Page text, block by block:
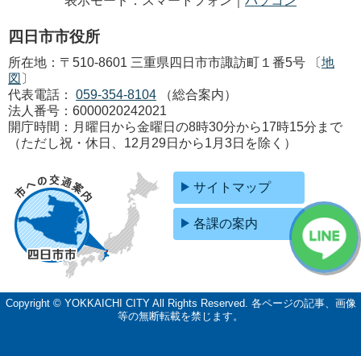
四日市市役所
所在地：〒510-8601 三重県四日市市諏訪町１番5号 〔地
図 〕
代表電話：
059-354-8104
（総合案内）
法人番号：6000020242021
開庁時間：月曜日から金曜日の8時30分から17時15分まで
（ただし祝・休日、12月29日から1月3日を除く）
サイトマップ
各課の案内
Copyright © YOKKAICHI CITY All Rights Reserved. 各ページの記事、画像
等の無断転載を禁じます。